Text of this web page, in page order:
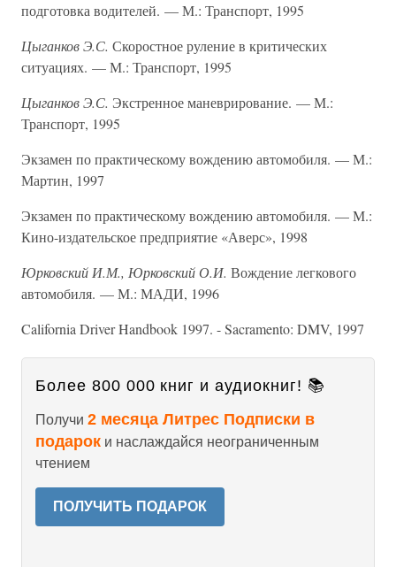
подготовка водителей. — М.: Транспорт, 1995
Цыганков Э.С. Скоростное руление в критических
ситуациях. — М.: Транспорт, 1995
Цыганков Э.С. Экстренное маневрирование. — М.:
Транспорт, 1995
Экзамен по практическому вождению автомобиля. — М.:
Мартин, 1997
Экзамен по практическому вождению автомобиля. — М.:
Кино-издательское предприятие «Аверс», 1998
Юрковский И.М., Юрковский О.И. Вождение легкового
автомобиля. — М.: МАДИ, 1996
California Driver Handbook 1997. - Sacramento: DMV, 1997
Более 800 000 книг и аудиокниг! 📚
Получи 2 месяца Литрес Подписки в
подарок и наслаждайся неограниченным
чтением
ПОЛУЧИТЬ ПОДАРОК